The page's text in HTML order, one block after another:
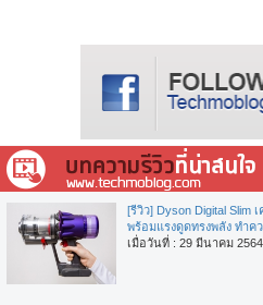
[รีวิว] Dyson Digital Slim
พร้อมแรงดูดทรงพลัง ทำค
เมื่อวันที่ : 29 มีนาคม 2564